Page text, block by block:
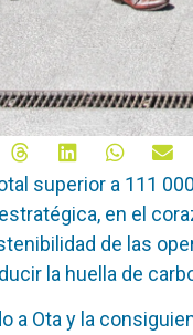
superior a 111
en el
de las
la huella de
a Ota y la